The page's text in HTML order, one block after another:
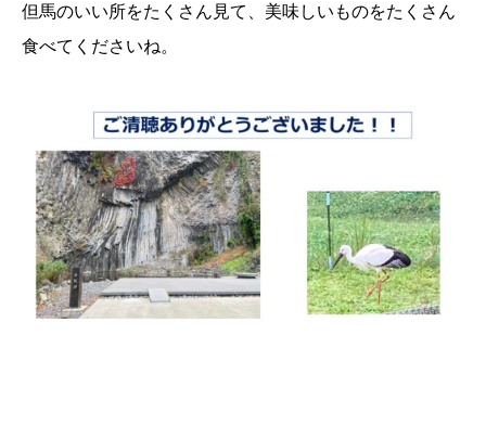
但馬のいい所をたくさん見て、美味しいものをたくさん
食べてくださいね。